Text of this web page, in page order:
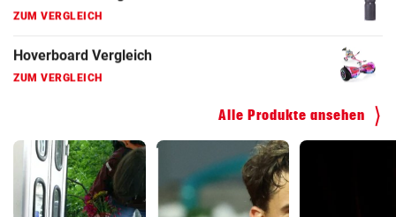
ZUM VERGLEICH
Kinderfahrrad Vergleich
ZUM VERGLEICH
Alle Produkte ansehen